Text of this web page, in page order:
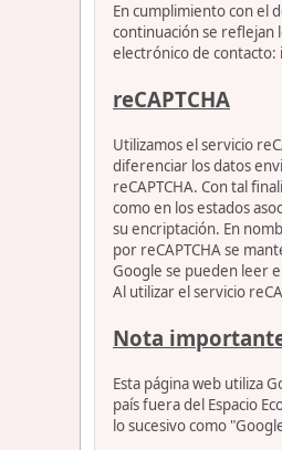
En cumplimiento con el
continuación se reflejan
electrónico de contacto:
reCAPTCHA
Utilizamos el servicio
diferenciar los datos
reCAPTCHA. Con tal
como en los estados
su encriptación. En
por reCAPTCHA se
Google se pueden leer
Al utilizar el servicio
Nota
Esta página web utiliza
país fuera del Espacio
lo sucesivo como